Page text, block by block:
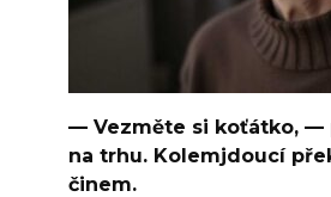
— Vezměte si koťátko, —
na trhu. Kolemjdoucí
činem.